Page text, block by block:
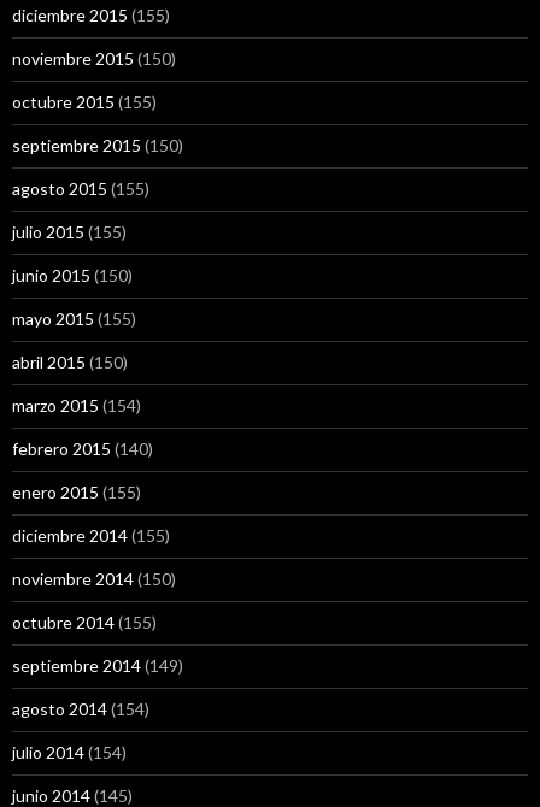
diciembre 2015 (155)
noviembre 2015 (150)
octubre 2015 (155)
septiembre 2015 (150)
agosto 2015 (155)
julio 2015 (155)
junio 2015 (150)
mayo 2015 (155)
abril 2015 (150)
marzo 2015 (154)
febrero 2015 (140)
enero 2015 (155)
diciembre 2014(155)
noviembre 2014(150)
octubre 2014(155)
septiembre 2014(149)
agosto 2014(154)
julio 2014(154)
junio 2014(145)